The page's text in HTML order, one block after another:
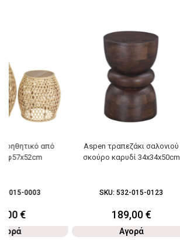
βοηθητικό από
φ57x52cm
015-0003
€
Aspen τραπεζάκι σαλονιού
σκούρο καρυδί 34x34x50cm
SKU: 532-015-0123
189,00€
Αγορά